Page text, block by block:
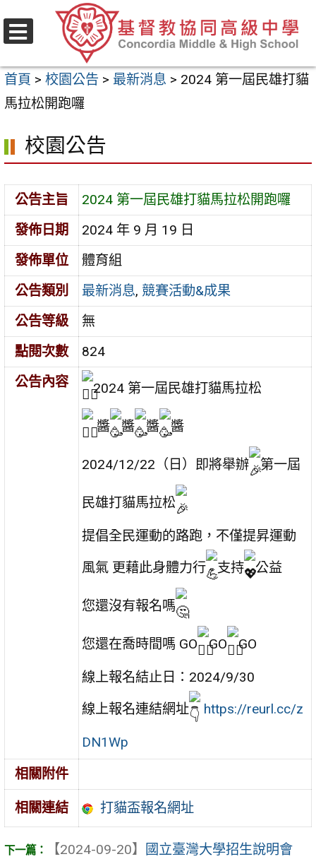
至
要
內
區
首頁 > 校園公告 > 最新消息 > 2024 第一屆民雄打貓
馬拉松開跑囉
校園公告
公告主旨
2024 第一屆民雄打貓馬拉松開跑囉
發佈日期
2024 年 9 月 19 日
發佈單位
體育組
公告類別
最新消息, 競賽活動&成果
公告等級
無
點閱次數
824
公告內容
2024 第一屆民雄打貓馬拉松
醬 醬 醬 醬
2024/12/22（日）即將舉辦 第一屆
民雄打貓馬拉松
提倡全民運動的路跑，不僅提昇運動
風氣 更藉此身體力行
支持 公益
您還沒有報名嗎
您還在喬時間嗎 GO GO GO
線上報名結止日：2024/9/30
線上報名連結網址
https://reurl.cc/z
DN1Wp
相關附件
相關連結 打貓盃報名網址
【2024-09-20】
國立臺灣大學招生說明會
選
單